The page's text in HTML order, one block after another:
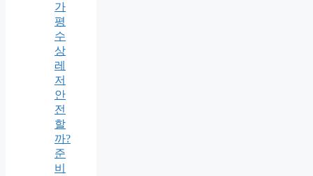
가
평
수
상
레
저
안
전
할
까?
준
비